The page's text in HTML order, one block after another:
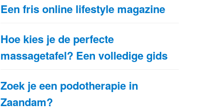
Een fris online lifestyle magazine
Hoe kies je de perfecte
massagetafel? Een volledige gids
Zoek je een podotherapie in
Zaandam?